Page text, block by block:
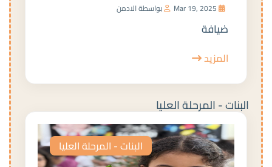
بواسطة الادمن
ضيافة
المزيد
البنات - المرحلة العليا
البنات - المرحلة العليا